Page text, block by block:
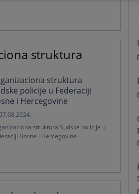
struktura
struktura
policije u Federaciji
i Hercegovine
struktura Sudske policije u
Bosne i Hercegovine